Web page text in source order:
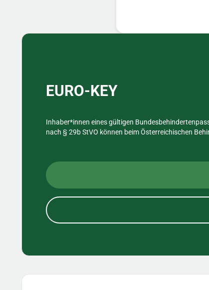
Sidebar
EURO-KEY
Inhaber*innen eines gültigen
nach § 29b StVO können beim Österreichischen